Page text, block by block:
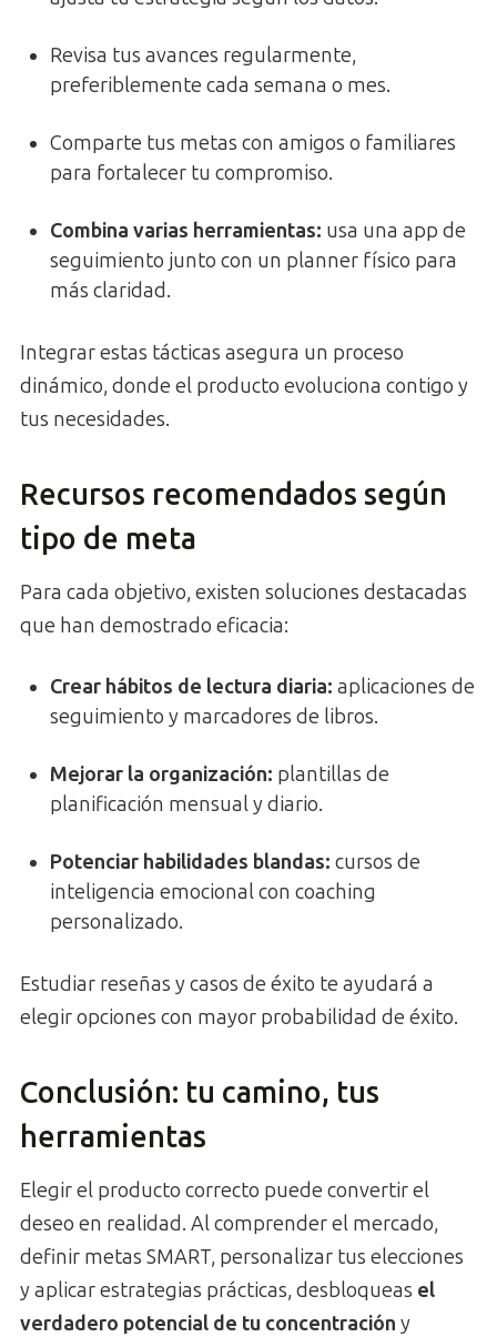
Revisa tus avances regularmente,
preferiblemente cada semana o mes.
Comparte tus metas con amigos o familiares
para fortalecer tu compromiso.
Combina varias herramientas: usa una app de
seguimiento junto con un planner físico para
más claridad.
Integrar estas tácticas asegura un proceso
dinámico, donde el producto evoluciona contigo y
tus necesidades.
Recursos recomendados según
tipo de meta
Para cada objetivo, existen soluciones destacadas
que han demostrado eficacia:
Crear hábitos de lectura diaria: aplicaciones de
seguimiento y marcadores de libros.
Mejorar la organización: plantillas de
planificación mensual y diario.
Potenciar habilidades blandas: cursos de
inteligencia emocional con coaching
personalizado.
Estudiar reseñas y casos de éxito te ayudará a
elegir opciones con mayor probabilidad de éxito.
Conclusión: tu camino, tus
herramientas
Elegir el producto correcto puede convertir el
deseo en realidad. Al comprender el mercado,
definir metas SMART, personalizar tus elecciones
y aplicar estrategias prácticas, desbloqueas el
verdadero potencial de tu concentración y